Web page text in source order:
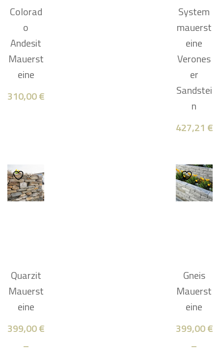
Colorad
o
Andesit
Mauerst
eine
310,00€
System
mauerst
eine
Verones
er
Sandstei
n
427,21 €
Quarzit
Mauerst
eine
399,00€
–
Gneis
Mauerst
eine
399,00€
–